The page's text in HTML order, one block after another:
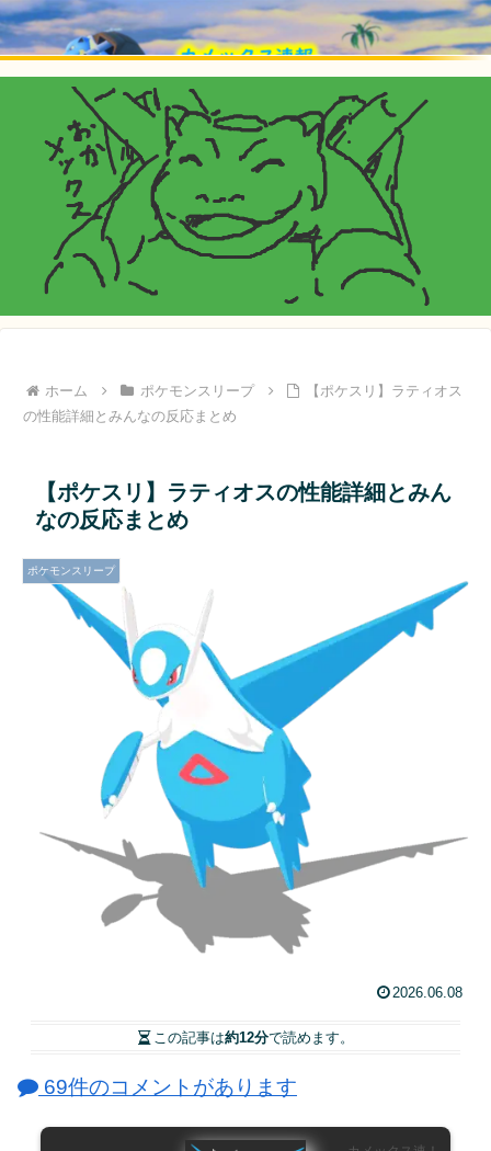
ホーム ポケモンスリープ
【ポケスリ】ラティオス
の性能詳細とみんなの反応まとめ
【ポケスリ】ラティオスの性能詳細とみん
なの反応まとめ
ポケモンスリープ
2026.06.08
この記事は約12分で読めます。
69件のコメントがあります